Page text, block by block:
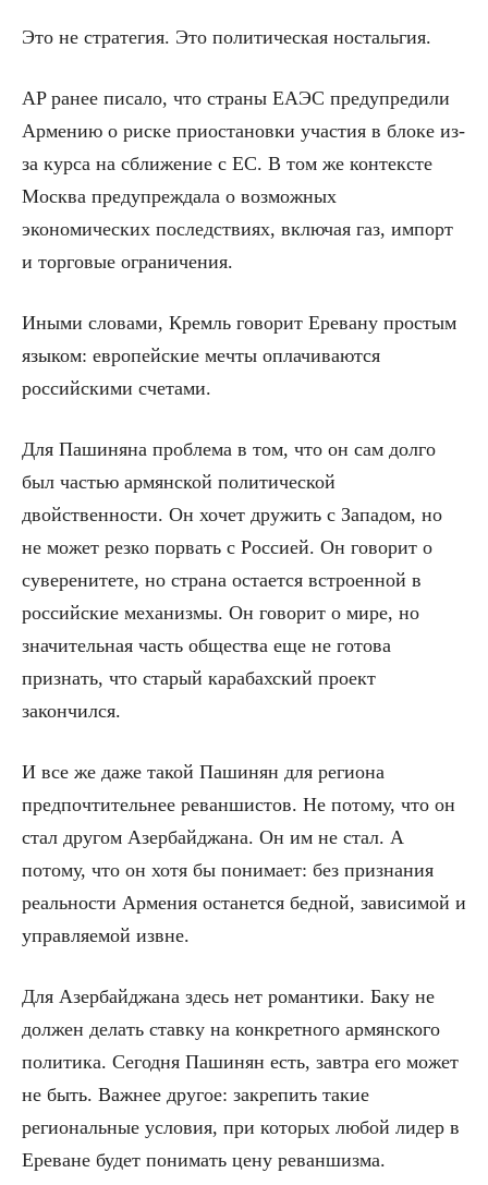
Это не стратегия. Это политическая ностальгия.
AP ранее писало, что страны ЕАЭС предупредили
Армению о риске приостановки участия в блоке из-
за курса на сближение с ЕС. В том же контексте
Москва предупреждала о возможных
экономических последствиях, включая газ, импорт
и торговые ограничения.
Иными словами, Кремль говорит Еревану простым
языком: европейские мечты оплачиваются
российскими счетами.
Для Пашиняна проблема в том, что он сам долго
был частью армянской политической
двойственности. Он хочет дружить с Западом, но
не может резко порвать с Россией. Он говорит о
суверенитете, но страна остается встроенной в
российские механизмы. Он говорит о мире, но
значительная часть общества еще не готова
признать, что старый карабахский проект
закончился.
И все же даже такой Пашинян для региона
предпочтительнее реваншистов. Не потому, что он
стал другом Азербайджана. Он им не стал. А
потому, что он хотя бы понимает: без признания
реальности Армения останется бедной, зависимой и
управляемой извне.
Для Азербайджана здесь нет романтики. Баку не
должен делать ставку на конкретного армянского
политика. Сегодня Пашинян есть, завтра его может
не быть. Важнее другое: закрепить такие
региональные условия, при которых любой лидер в
Ереване будет понимать цену реваншизма.